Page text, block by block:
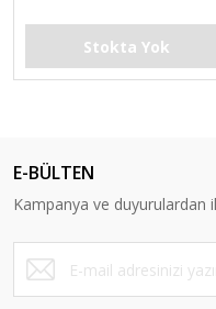
Stokta Yok
E-BÜLTEN
Kampanya ve duyurulardan